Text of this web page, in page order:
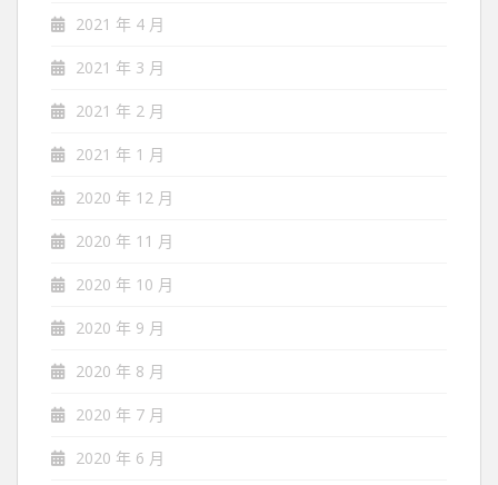
2021 年 4 月
2021 年 3 月
2021 年 2 月
2021 年 1 月
2020 年 12 月
2020 年 11 月
2020 年 10 月
2020 年 9 月
2020 年 8 月
2020 年 7 月
2020 年 6 月